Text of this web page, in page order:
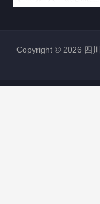
Copyright © 2026 四